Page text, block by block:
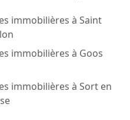
immobilières à Saint
immobilières à Goos
immobilières à Sort en